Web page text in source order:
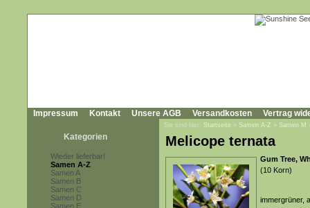
Impressum Kontakt Unsere AGB Versandkosten Vertrag
Kategorien
Wieder lieferbar!
Samen A-Z
Samen A
Samen B
Samen C
Samen D
Samen E
Sie sind hier: Startseite » Samen A-Z » Samen M
Melicope ternata
Gum Tree,
(10 Korn)
immergrüner,